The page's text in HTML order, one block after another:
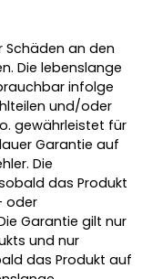
Schäden an den
Die lebenslange
infolge
und/oder
gewährleistet für
Garantie auf
Die
das Produkt
oder
Garantie gilt nur
und nur
das Produkt auf